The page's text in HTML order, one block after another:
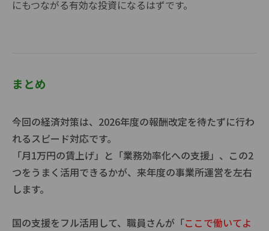
にもつながる有効な投資になるはずです。
まとめ
今回の経済対策は、2026年度の報酬改定を待たずに行わ
れるスピード対応です。
「月1万円の賃上げ」と「業務効率化への支援」、この2
つをうまく活用できるかが、来年度の事業所運営を左右
します。
国の支援をフル活用して、職員さんが「ここで働いてよ